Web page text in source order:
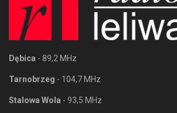
Dębica - 89,2 MHz
Tarnobrzeg - 104,7 MHz
Stalowa Wola - 93,5 MHz